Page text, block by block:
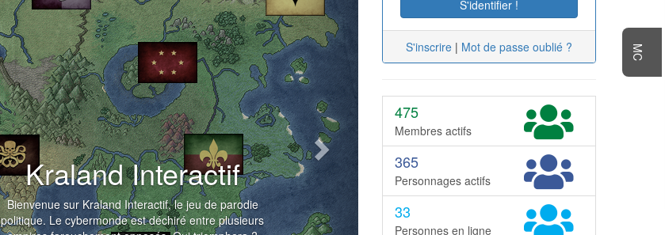
Kraland Interactif
Bienvenue sur Kraland Interactif, le jeu de parodie
politique. Le cybermonde est déchiré entre plusieurs
S'inscrire | Mot de passe oublié ?
475
Membres actifs
365
Personnages actifs
33
Personnes en ligne
MC